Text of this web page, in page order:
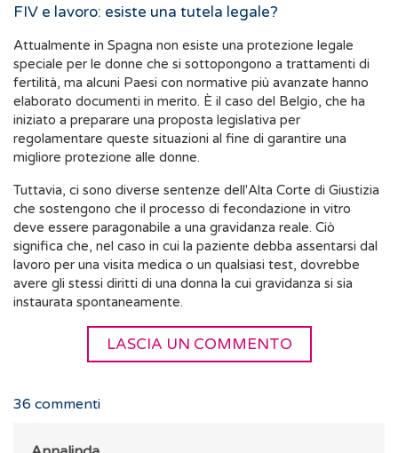
FIV e lavoro: esiste una tutela legale?
Attualmente in Spagna non esiste una protezione legale
speciale per le donne che si sottopongono a trattamenti di
fertilità, ma alcuni Paesi con normative più avanzate hanno
elaborato documenti in merito. È il caso del Belgio, che ha
iniziato a preparare una proposta legislativa per
regolamentare queste situazioni al fine di garantire una
migliore protezione alle donne.
Tuttavia, ci sono diverse sentenze dell'Alta Corte di Giustizia
che sostengono che il processo di fecondazione in vitro
deve essere paragonabile a una gravidanza reale. Ciò
significa che, nel caso in cui la paziente debba assentarsi dal
lavoro per una visita medica o un qualsiasi test, dovrebbe
avere gli stessi diritti di una donna la cui gravidanza si sia
instaurata spontaneamente.
LASCIA UN COMMENTO
36 commenti